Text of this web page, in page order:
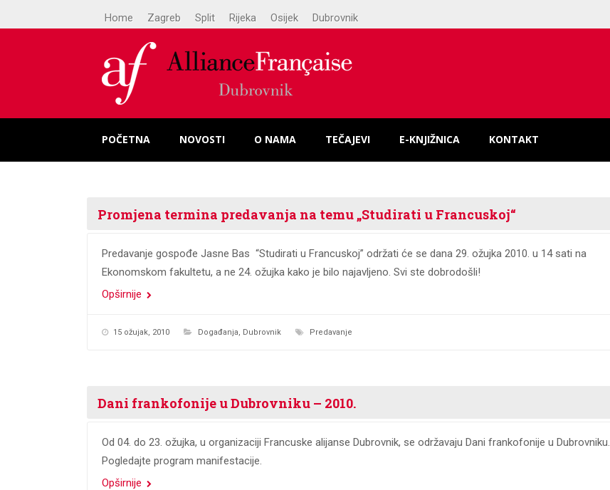
Home Zagreb Split Rijeka Osijek Dubrovnik
POČETNA NOVOSTI O NAMA TEČAJEVI E-KNJIŽNICA KONTAKT
Promjena termina predavanja na temu „Studirati u Francuskoj“
Predavanje gospođe Jasne Bas “Studirati u Francuskoj” održati će se dana 29. ožujka 2010. u 14 sati na
Ekonomskom fakultetu, a ne 24. ožujka kako je bilo najavljeno. Svi ste dobrodošli!
Opširnije
15 ožujak, 2010 Događanja, Dubrovnik Predavanje
Dani frankofonije u Dubrovniku – 2010.
Od 04. do 23. ožujka, u organizaciji Francuske alijanse Dubrovnik, se održavaju Dani frankofonije u Dubrovniku.
Pogledajte program manifestacije.
Opširnije